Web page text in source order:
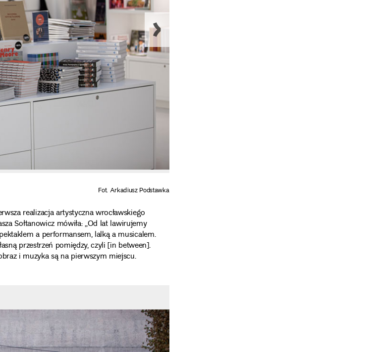
Fot. Arkadiusz Podstawka
realizacja artystyczna wrocławskiego
Sołtanowicz mówiła: „Od lat lawirujemy
a performansem, lalką a musicalem.
przestrzeń pomiędzy, czyli [in between].
i muzyka są na pierwszym miejscu.